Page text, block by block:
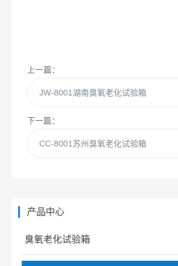
上一篇：
JW-8001湖南臭氧老化试验箱
下一篇：
CC-8001苏州臭氧老化试验箱
产品中心
臭氧老化试验箱